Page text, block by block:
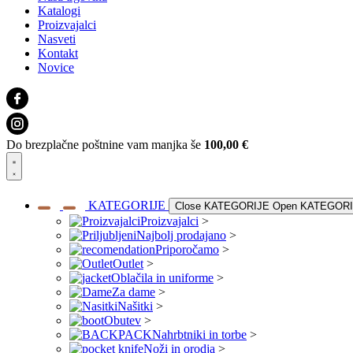
Katalogi
Proizvajalci
Nasveti
Kontakt
Novice
Do brezplačne poštnine vam manjka še 100,00 €
KATEGORIJE Close KATEGORIJE Open
Proizvajalci >
Najbolj prodajano >
Priporočamo >
Outlet >
Oblačila in uniforme >
Za dame >
Našitki >
Obutev >
Nahrbtniki in torbe >
Noži in orodja >